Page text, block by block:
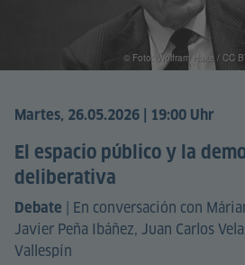
Martes, 26.05.2026 | 19:00 Uhr
El espacio público y la
deliberativa
Debate | En conversación con
Javier Peña Ibáñez, Juan Carlos
Vallespín
© Foto: Wolfram Huke / CC